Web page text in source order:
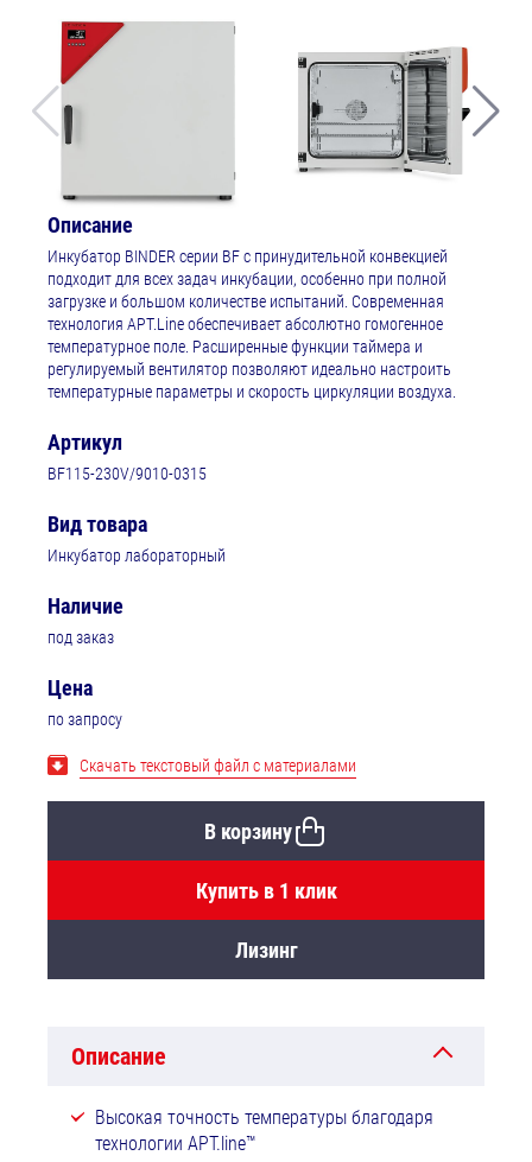
Описание
Инкубатор BINDER серии BF с принудительной конвекцией
подходит для всех задач инкубации, особенно при полной
загрузке и большом количестве испытаний. Современная
технология APT.Line обеспечивает абсолютно гомогенное
температурное поле. Расширенные функции таймера и
регулируемый вентилятор позволяют идеально настроить
температурные параметры и скорость циркуляции воздуха.
Артикул
BF115-230V/9010-0315
Вид товара
Инкубатор лабораторный
Наличие
под заказ
Цена
по запросу
Скачать текстовый файл с материалами
В корзину
Купить в 1 клик
Лизинг
Описание
Высокая точность температуры благодаря
технологии APT.line™